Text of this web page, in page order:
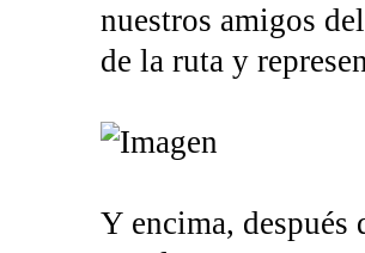
nuestros amigos
de la ruta y
Y encima, después